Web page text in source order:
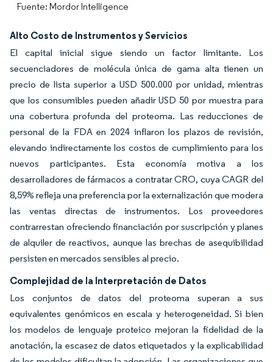
Fuente: Mordor Intelligence
Alto Costo de Instrumentos y Servicios
El capital inicial sigue siendo un factor limitante. Los
secuenciadores de molécula única de gama alta tienen un
precio de lista superior a USD 500.000 por unidad, mientras
que los consumibles pueden añadir USD 50 por muestra para
una cobertura profunda del proteoma. Las reducciones de
personal de la FDA en 2024 inflaron los plazos de revisión,
elevando indirectamente los costos de cumplimiento para los
nuevos participantes. Esta economía motiva a los
desarrolladores de fármacos a contratar CRO, cuya CAGR del
8,59% refleja una preferencia por la externalización que modera
las ventas directas de instrumentos. Los proveedores
contrarrestan ofreciendo financiación por suscripción y planes
de alquiler de reactivos, aunque las brechas de asequibilidad
persisten en mercados sensibles al precio.
Complejidad de la Interpretación de Datos
Los conjuntos de datos del proteoma superan a sus
equivalentes genómicos en escala y heterogeneidad. Si bien
los modelos de lenguaje proteico mejoran la fidelidad de la
anotación, la escasez de datos etiquetados y la explicabilidad